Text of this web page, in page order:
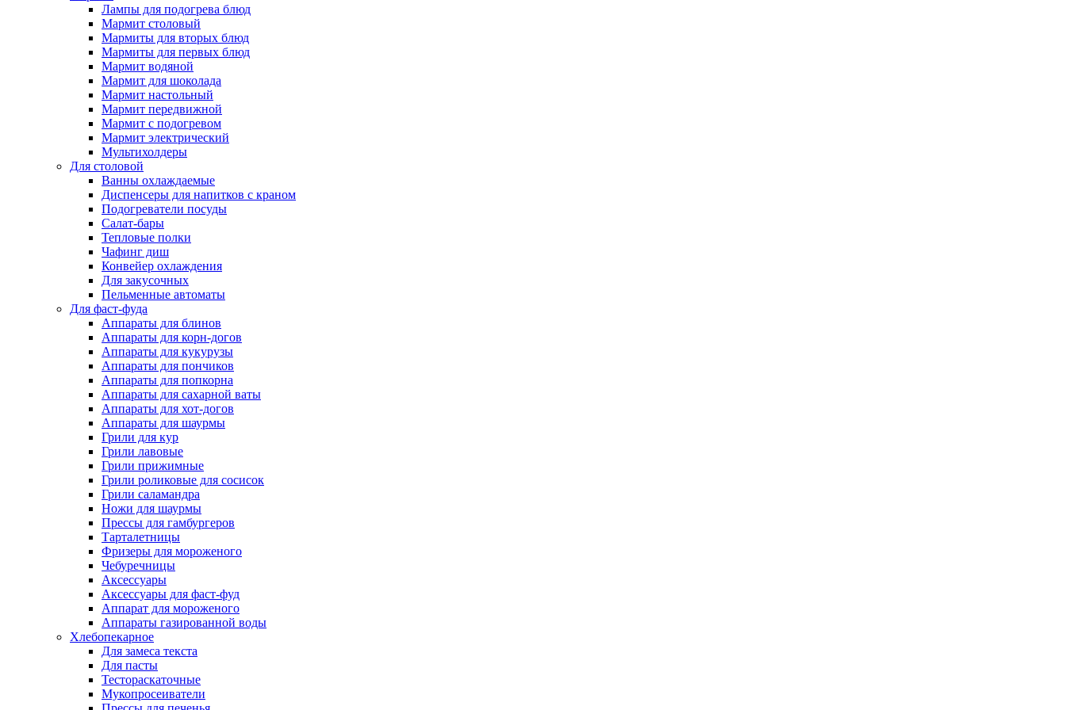
Лампы для подогрева блюд
Мармит столовый
Мармиты для вторых блюд
Мармиты для первых блюд
Мармит водяной
Мармит для шоколада
Мармит настольный
Мармит передвижной
Мармит с подогревом
Мармит электрический
Мультихолдеры
Для столовой
Ванны охлаждаемые
Диспенсеры для напитков с краном
Подогреватели посуды
Салат-бары
Тепловые полки
Чафинг диш
Конвейер охлаждения
Для закусочных
Пельменные автоматы
Для фаст-фуда
Аппараты для блинов
Аппараты для корн-догов
Аппараты для кукурузы
Аппараты для пончиков
Аппараты для попкорна
Аппараты для сахарной ваты
Аппараты для хот-догов
Аппараты для шаурмы
Грили для кур
Грили лавовые
Грили прижимные
Грили роликовые для сосисок
Грили саламандра
Ножи для шаурмы
Прессы для гамбургеров
Тарталетницы
Фризеры для мороженого
Чебуречницы
Аксессуары
Аксессуары для фаст-фуд
Аппарат для мороженого
Аппараты газированной воды
Хлебопекарное
Для замеса текста
Для пасты
Тестораскаточные
Мукопросеиватели